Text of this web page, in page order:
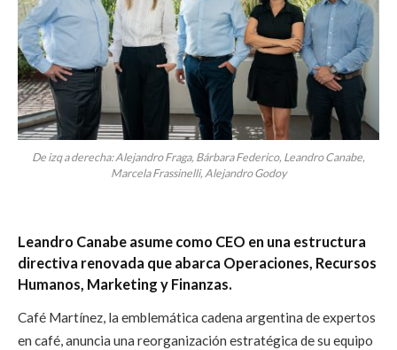
De izq a derecha: Alejandro Fraga, Bárbara Federico, Leandro Canabe,
Marcela Frassinelli, Alejandro Godoy
Leandro Canabe asume como CEO en una estructura
directiva renovada que abarca Operaciones, Recursos
Humanos, Marketing y Finanzas.
Café Martínez, la emblemática cadena argentina de expertos
en café, anuncia una reorganización estratégica de su equipo